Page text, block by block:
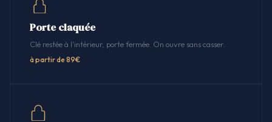
Porte claquée
Clé restée à l'intérieur, porte fermée. On ouvre sans casser.
à partir de 89€